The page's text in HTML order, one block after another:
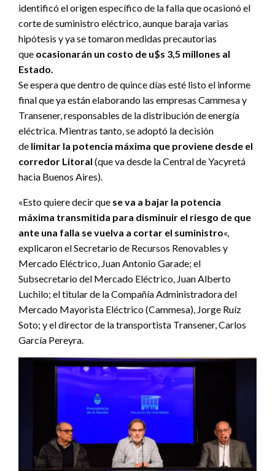
identificó el origen específico de la falla que ocasionó el
corte de suministro eléctrico, aunque baraja varias
hipótesis y ya se tomaron medidas precautorias
que ocasionarán un costo de u$s 3,5 millones al
Estado.
Se espera que dentro de quince días esté listo el informe
final que ya están elaborando las empresas Cammesa y
Transener, responsables de la distribución de energía
eléctrica. Mientras tanto, se adoptó la decisión
de limitar la potencia máxima que proviene desde el
corredor Litoral (que va desde la Central de Yacyretá
hacia Buenos Aires).
«Esto quiere decir que se va a bajar la potencia
máxima transmitida para disminuir el riesgo de que
ante una falla se vuelva a cortar el suministro«,
explicaron el Secretario de Recursos Renovables y
Mercado Eléctrico, Juan Antonio Garade; el
Subsecretario del Mercado Eléctrico, Juan Alberto
Luchilo; el titular de la Compañía Administradora del
Mercado Mayorista Eléctrico (Cammesa), Jorge Ruíz
Soto; y el director de la transportista Transener, Carlos
García Pereyra.